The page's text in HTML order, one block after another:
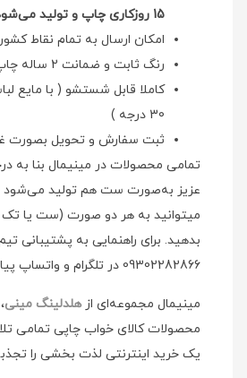
15 روزکاری چاپ و تولید می‌شود.
امکان ارسال به تمام نقاط کشور
رنگ ثابت و ضمانت 2 ساله چاپ
کاملا قابل شستشو ( با مایع
30 درجه )
ثبت سفارش و تحویل بصورت
تمامی محصولات در مینیمال بنا به
عزیز به‌صورت ست هم تولید می‌شود
میتوانید به هر دو صورت (ست یا
بدهید. برای راهنمایی به پشتیبانی
09302282866 در تلگرام و واتساپ پیام بدهید.
مینیمال مجموعه‌ای ازهلدلینگ مینی
محصولات کالای خواب چاپی تمامی
یک خرید اینترنتی لذت بخشی را